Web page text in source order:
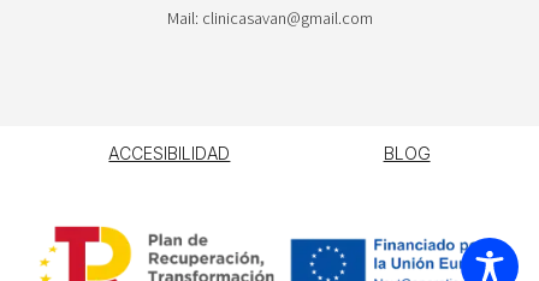
Mail: clinicasavan@gmail.com
BLOG
ACCESIBILIDAD